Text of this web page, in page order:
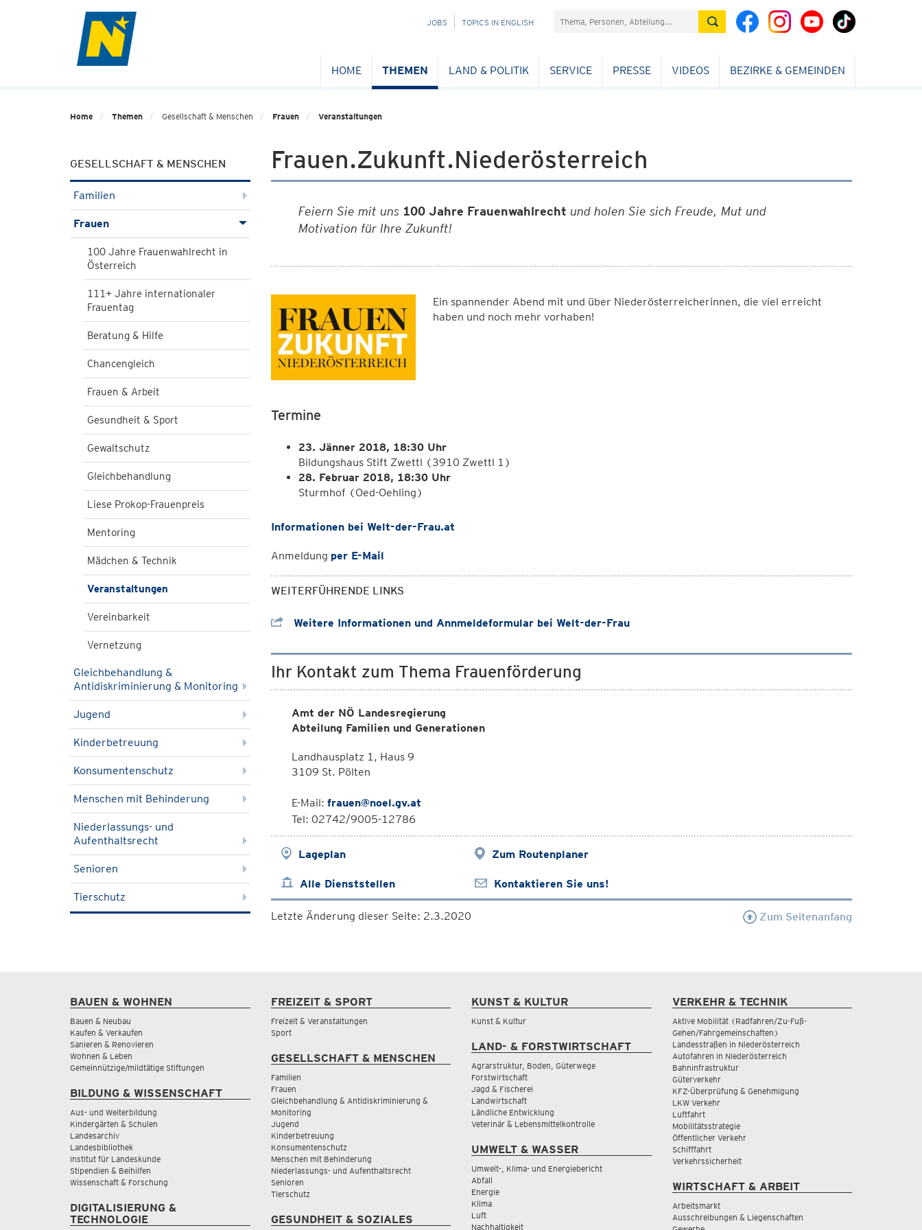
NAVIGATION
JOBS TOPICS IN ENGLISH Suchefeld
HOME THEMEN LAND & POLITIK SERVICE PRESSE VIDEOS BEZIRKE & GEMEINDEN
Home Themen Gesellschaft & Menschen Frauen Veranstaltungen
GESELLSCHAFT & MENSCHEN
Familien
Frauen
100 Jahre Frauenwahlrecht in
Österreich
111+ Jahre internationaler
Frauentag
Beratung & Hilfe
Chancengleich
Frauen & Arbeit
Gesundheit & Sport
Gewaltschutz
Gleichbehandlung
Liese Prokop-Frauenpreis
Mentoring
Mädchen & Technik
Veranstaltungen
Vereinbarkeit
Vernetzung
Gleichbehandlung &
Antidiskriminierung & Monitoring
Jugend
Kinderbetreuung
Konsumentenschutz
Menschen mit Behinderung
Niederlassungs- und
Aufenthaltsrecht
Senioren
Tierschutz
Frauen.Zukunft.Niederösterreich
Feiern Sie mit uns 100 Jahre Frauenwahlrecht und holen Sie sich Freude, Mut und
Motivation für Ihre Zukunft!
Ein spannender Abend mit und über Niederösterreicherinnen, die viel erreicht
haben und noch mehr vorhaben!
Termine
23. Jänner 2018, 18:30 Uhr
Bildungshaus Stift Zwettl (3910 Zwettl 1)
28. Februar 2018, 18:30 Uhr
Sturmhof (Oed-Oehling)
Informationen bei Welt-der-Frau.at
Anmeldung per E-Mail
WEITERFÜHRENDE LINKS
Weitere Informationen und Annmeldeformular bei Welt-der-Frau
Ihr Kontakt zum Thema Frauenförderung
Amt der NÖ Landesregierung
Abteilung Familien und Generationen
Landhausplatz 1, Haus 9
3109 St. Pölten
E-Mail: frauen@noel.gv.at
Tel: 02742/9005-12786
Lageplan Zum Routenplaner
Alle Dienststellen Kontaktieren Sie uns!
Letzte Änderung dieser Seite: 2.3.2020 Zum Seitenanfang
BAUEN & WOHNEN
Bauen & Neubau
Kaufen & Verkaufen
Sanieren & Renovieren
Wohnen & Leben
Gemeinnützige/mildtätige Stiftungen
BILDUNG & WISSENSCHAFT
Aus- und Weiterbildung
Kindergärten & Schulen
Landesarchiv
Landesbibliothek
Institut für Landeskunde
Stipendien & Beihilfen
Wissenschaft & Forschung
DIGITALISIERUNG &
TECHNOLOGIE
FREIZEIT & SPORT
Freizeit & Veranstaltungen
Sport
GESELLSCHAFT & MENSCHEN
Familien
Frauen
Gleichbehandlung & Antidiskriminierung &
Monitoring
Jugend
Kinderbetreuung
Konsumentenschutz
Menschen mit Behinderung
Niederlassungs- und Aufenthaltsrecht
Senioren
Tierschutz
GESUNDHEIT & SOZIALES
KUNST & KULTUR
Kunst & Kultur
LAND- & FORSTWIRTSCHAFT
Agrarstruktur, Boden, Güterwege
Forstwirtschaft
Jagd & Fischerei
Landwirtschaft
Ländliche Entwicklung
Veterinär & Lebensmittelkontrolle
UMWELT & WASSER
Umwelt-, Klima- und Energiebericht
Abfall
Energie
Klima
Luft
Nachhaltigkeit
VERKEHR & TECHNIK
Aktive Mobilität (Radfahren/Zu-Fuß-
Gehen/Fahrgemeinschaften)
Landesstraßen in Niederösterreich
Autofahren in Niederösterreich
Bahninfrastruktur
Güterverkehr
KFZ-Überprüfung & Genehmigung
LKW Verkehr
Luftfahrt
Mobilitätsstrategie
Öffentlicher Verkehr
Schifffahrt
Verkehrssicherheit
WIRTSCHAFT & ARBEIT
Arbeitsmarkt
Ausschreibungen & Liegenschaften